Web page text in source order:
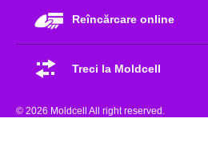
Reîncărcare online
Treci la Moldcell
© 2026 Moldcell All right reserved.